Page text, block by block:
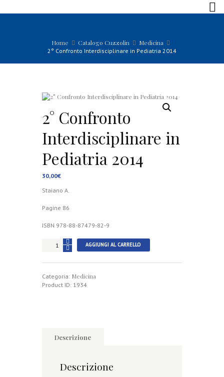
Home Catalogo Cuzzolin Medicina
2° Confronto Interdisciplinare in Pediatria 2014
2° Confronto
Interdisciplinare in
Pediatria 2014
30,00€
Staiano A.
Pagine 86
ISBN 978-88-87479-82-9
Confronto
Pediatria
2014
AGGIUNGI AL CARRELLO
Categoria: Medicina
Product ID: 1934
Descrizione
Descrizione